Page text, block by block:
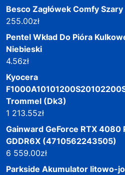
Besco Zagłówek Comfy
255.00zł
Pentel Wkład Do Pióra
Niebieski
4.56zł
Kyocera
Trommel (Dk3)
1 213.55zł
Gainward GeForce RTX 4080
GDDR6X (4710562243505)
6 559.00zł
Parkside Akumulator litowo-